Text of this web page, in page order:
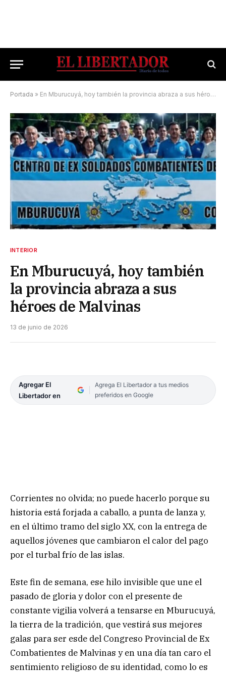
Portada » En Mburucuyá, hoy también la provincia abraza a sus héroes de Malvinas
INTERIOR
En Mburucuyá, hoy también
la provincia abraza a sus
héroes de Malvinas
13 de junio de 2026
Agregar El
Libertador en
Agrega El Libertador a tus medios
preferidos en Google
Corrientes no olvida; no puede hacerlo porque su
historia está forjada a caballo, a punta de lanza y,
en el último tramo del siglo XX, con la entrega de
aquellos jóvenes que cambiaron el calor del pago
por el turbal frío de las islas.
Este fin de semana, ese hilo invisible que une el
pasado de gloria y dolor con el presente de
constante vigilia volverá a tensarse en Mburucuyá,
la tierra de la tradición, que vestirá sus mejores
galas para ser esde del Congreso Provincial de Ex
Combatientes de Malvinas y en una día tan caro el
sentimiento religioso de su identidad, como lo es